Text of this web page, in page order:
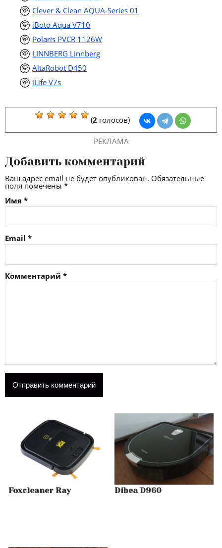
Clever & Clean AQUA-Series 01
iBoto Aqua V710
Polaris PVCR 1126W
LINNBERG Linnberg
AltaRobot D450
iLife V7s
(2 голосов)
РЕКЛАМА
Добавить комментарий
Ваш адрес email не будет опубликован. Обязательные
поля помечены *
Имя *
Email *
Комментарий *
Foxcleaner Ray Dibea D960